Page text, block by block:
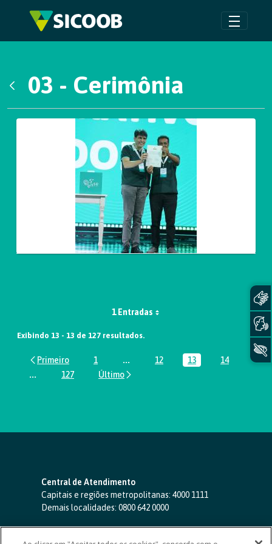
Pular para o Conteúdo principal
03 - Cerimônia
1 Entradas
Exibindo 13 - 13 de 127 resultados.
Página
1 ...Páginas intermediárias Usar ABA
Página
12 Página
13 Página
14
...Páginas intermediárias Usar ABA para navegar.
Página
127
Central de Atendimento
Capitais e regiões metropolitanas: 4000 1111
Demais localidades: 0800 642 0000
SAC 24 horas-0800 724 4420